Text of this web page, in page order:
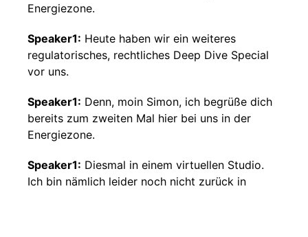
Energiezone.
Speaker1: Heute haben wir ein weiteres
regulatorisches, rechtliches Deep Dive Special
vor uns.
Speaker1: Denn, moin Simon, ich begrüße dich
bereits zum zweiten Mal hier bei uns in der
Energiezone.
Speaker1: Diesmal in einem virtuellen Studio.
Ich bin nämlich leider noch nicht zurück in